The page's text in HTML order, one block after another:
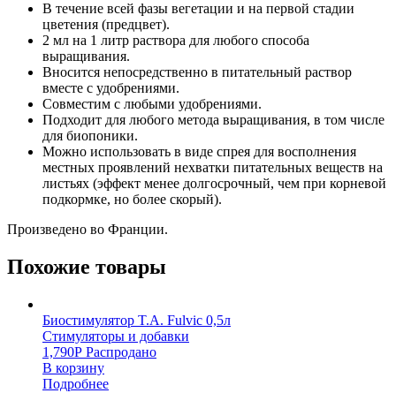
В течение всей фазы вегетации и на первой стадии
цветения (предцвет).
2 мл на 1 литр раствора для любого способа
выращивания.
Вносится непосредственно в питательный раствор
вместе с удобрениями.
Совместим с любыми удобрениями.
Подходит для любого метода выращивания, в том числе
для биопоники.
Можно использовать в виде спрея для восполнения
местных проявлений нехватки питательных веществ на
листьях (эффект менее долгосрочный, чем при корневой
подкормке, но более скорый).
Произведено во Франции.
Похожие товары
Биостимулятор T.A. Fulvic 0,5л
Стимуляторы и добавки
1,790Р Распродано
В корзину
Подробнее